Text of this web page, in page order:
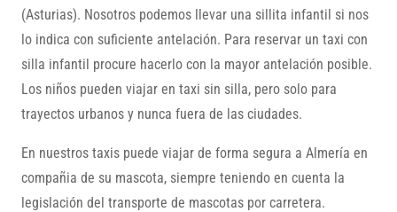
(Asturias). Nosotros podemos llevar una sillita infantil si nos
lo indica con suficiente antelación. Para reservar un taxi con
silla infantil procure hacerlo con la mayor antelación posible.
Los niños pueden viajar en taxi sin silla, pero solo para
trayectos urbanos y nunca fuera de las ciudades.
En nuestros taxis puede viajar de forma segura a Almería en
compañia de su mascota, siempre teniendo en cuenta la
legislación del transporte de mascotas por carretera.